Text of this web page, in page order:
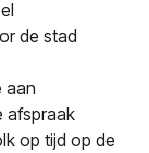
de stad
aan
afspraak
op tijd op de